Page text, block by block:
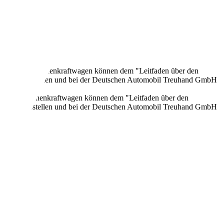
Personenkraftwagen können dem "Leitfaden über den
und bei der Deutschen Automobil Treuhand GmbH
Personenkraftwagen können dem "Leitfaden über den
und bei der Deutschen Automobil Treuhand GmbH